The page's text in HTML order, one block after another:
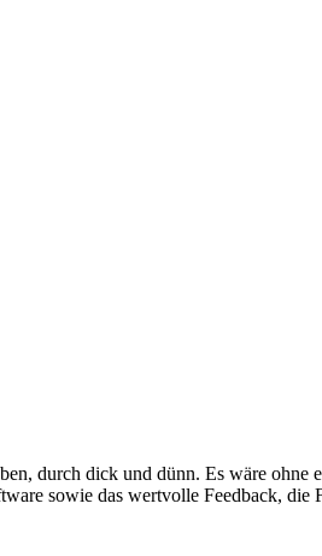
durch dick und dünn. Es wäre ohne
sowie das wertvolle Feedback, die